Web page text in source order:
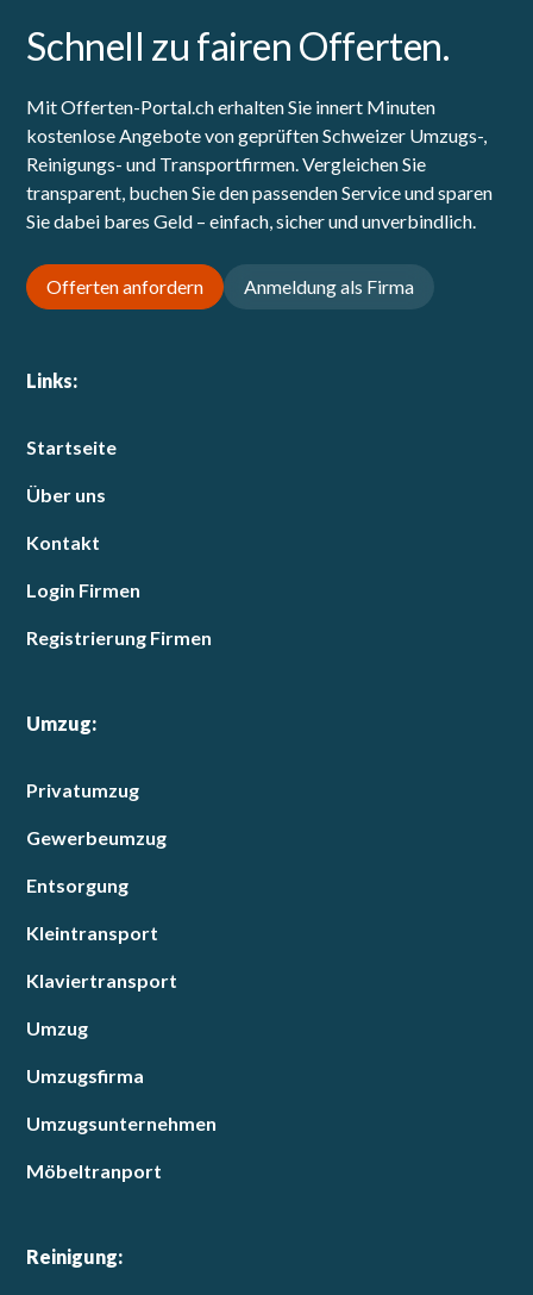
Schnell zu fairen Offerten.
Mit Offerten-Portal.ch erhalten Sie innert Minuten
kostenlose Angebote von geprüften Schweizer Umzugs-,
Reinigungs- und Transportfirmen. Vergleichen Sie
transparent, buchen Sie den passenden Service und sparen
Sie dabei bares Geld – einfach, sicher und unverbindlich.
Offerten anfordern Anmeldung als Firma
Links:
Startseite
Über uns
Kontakt
Login Firmen
Registrierung Firmen
Umzug:
Privatumzug
Gewerbeumzug
Entsorgung
Kleintransport
Klaviertransport
Umzug
Umzugsfirma
Umzugsunternehmen
Möbeltranport
Reinigung: